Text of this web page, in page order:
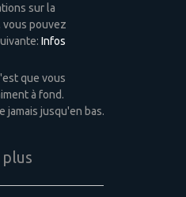
sur la
vous pouvez
Infos
que vous
à fond.
jamais jusqu'en bas.
plus